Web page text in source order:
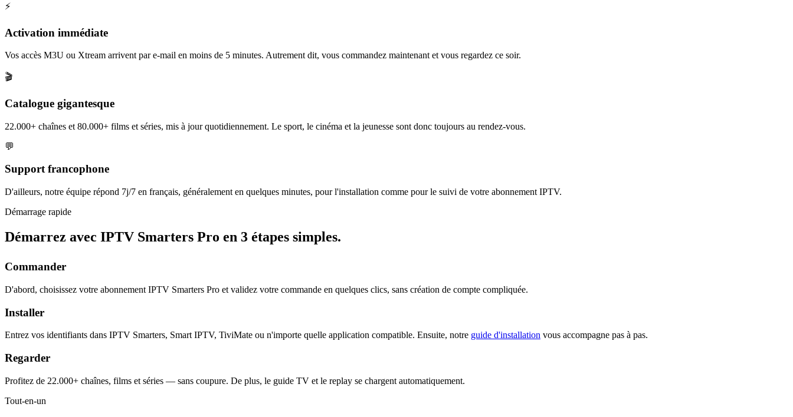
⚡
Activation immédiate
Vos accès M3U ou Xtream arrivent par e-mail en moins de 5 minutes. Autrement dit, vous commandez maintenant et vous regardez ce soir.
🎬
Catalogue gigantesque
22.000+ chaînes et 80.000+ films et séries, mis à jour quotidiennement. Le sport, le cinéma et la jeunesse sont donc toujours au rendez-vous.
💬
Support francophone
D'ailleurs, notre équipe répond 7j/7 en français, généralement en quelques minutes, pour l'installation comme pour le suivi de votre abonnement IPTV.
Démarrage rapide
Démarrez avec IPTV Smarters Pro en 3 étapes simples.
Commander
D'abord, choisissez votre abonnement IPTV Smarters Pro et validez votre commande en quelques clics, sans création de compte compliquée.
Installer
Entrez vos identifiants dans IPTV Smarters, Smart IPTV, TiviMate ou n'importe quelle application compatible. Ensuite, notre guide d'installation vous accompagne pas à pas.
Regarder
Profitez de 22.000+ chaînes, films et séries — sans coupure. De plus, le guide TV et le replay se chargent automatiquement.
Tout-en-un